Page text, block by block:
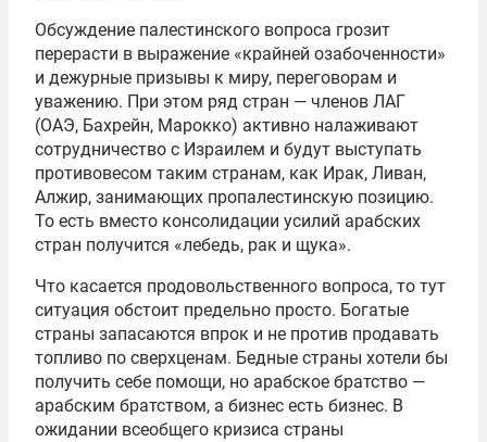
Обсуждение палестинского вопроса грозит
перерасти в выражение «крайней озабоченности»
и дежурные призывы к миру, переговорам и
уважению. При этом ряд стран — членов ЛАГ
(ОАЭ, Бахрейн, Марокко) активно налаживают
сотрудничество с Израилем и будут выступать
противовесом таким странам, как Ирак, Ливан,
Алжир, занимающих пропалестинскую позицию.
То есть вместо консолидации усилий арабских
стран получится «лебедь, рак и щука».
Что касается продовольственного вопроса, то тут
ситуация обстоит предельно просто. Богатые
страны запасаются впрок и не против продавать
топливо по сверхценам. Бедные страны хотели бы
получить себе помощи, но арабское братство —
арабским братством, а бизнес есть бизнес. В
ожидании всеобщего кризиса страны